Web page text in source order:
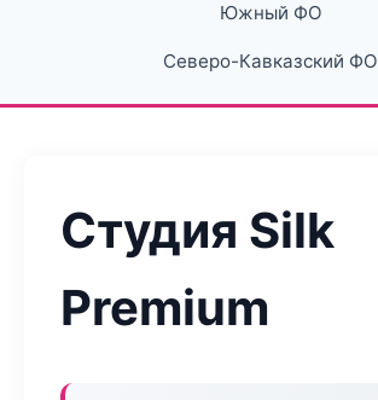
Южный ФО
Северо-Кавказский ФО
Студия Silk
Premium